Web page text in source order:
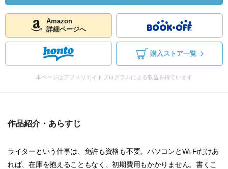
Amazon
詳細ページへ
購入ストア一覧
本ページはアフィリエイトプログラムによる収益を得ています
作品紹介・あらすじ
ライターという仕事は、免許も資格も不要。パソコンとWi-Fiだけあ
れば、在庫を抱えることもなく、初期費用もかかりません。書くこ